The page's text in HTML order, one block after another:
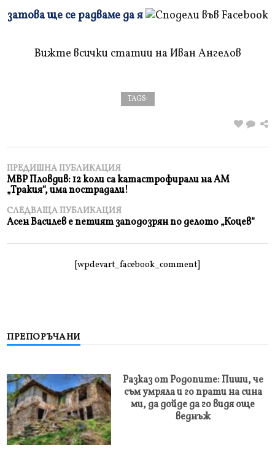
и
затова ще се радваме да я
Вижте всички статии на Иван Ангелов
TAGS:
ПРЕДИШНА ПУБЛИКАЦИЯ
МВР Пловдив: 12 коли са катастрофирали на АМ
„Тракия“, има пострадали!
СЛЕДВАЩА ПУБЛИКАЦИЯ
Асен Василев е петият заподозрян по делото „Коцев“
[wpdevart_facebook_comment]
ПРЕПОРЪЧАНИ
Разказ от Родопите: Пиши, че
съм умряла и го прати на сина
ми, да дойде да го видя още
веднъж